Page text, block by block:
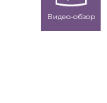
Видео-обзор